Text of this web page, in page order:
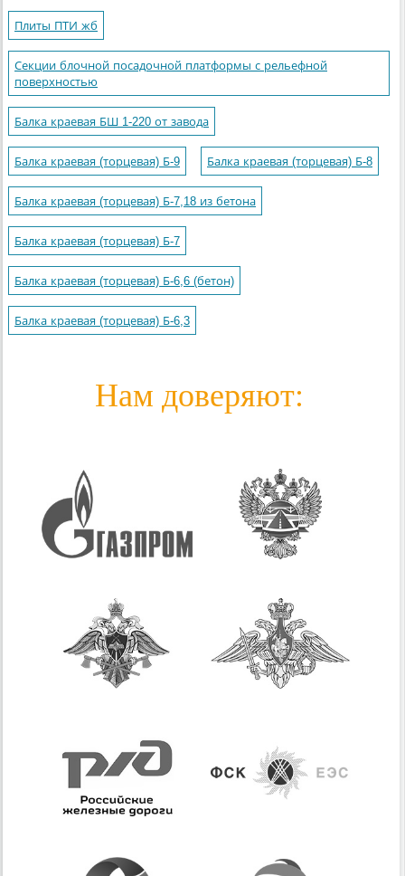
Плиты ПТИ жб
Секции блочной посадочной платформы с рельефной
поверхностью
Балка краевая БШ 1-220 от завода
Балка краевая (торцевая) Б-9 Балка краевая (торцевая) Б-8
Балка краевая (торцевая) Б-7,18 из бетона
Балка краевая (торцевая) Б-7
Балка краевая (торцевая) Б-6,6 (бетон)
Балка краевая (торцевая) Б-6,3
Нам доверяют: